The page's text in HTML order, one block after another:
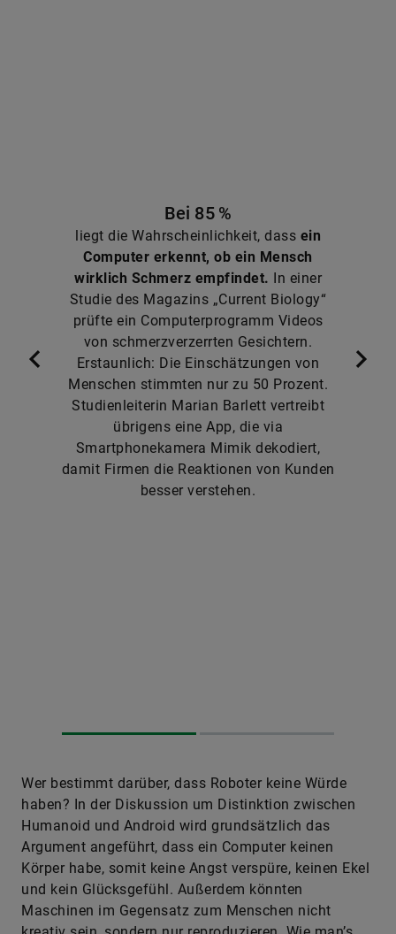
Bei 85 %
liegt die Wahrscheinlichkeit, dass ein
Computer erkennt, ob ein Mensch
wirklich Schmerz empfindet. In einer
Studie des Magazins „Current Biology“
prüfte ein Computerprogramm Videos
von schmerzverzerrten Gesichtern.
Erstaunlich: Die Einschätzungen von
Menschen stimmten nur zu 50 Prozent.
Studienleiterin Marian Barlett vertreibt
übrigens eine App, die via
Smartphonekamera Mimik dekodiert,
damit Firmen die Reaktionen von Kunden
besser verstehen.
Wer bestimmt darüber, dass Roboter keine Würde
haben? In der Diskussion um Distinktion zwischen
Humanoid und Android wird grundsätzlich das
Argument angeführt, dass ein Computer keinen
Körper habe, somit keine Angst verspüre, keinen Ekel
und kein Glücksgefühl. Außerdem könnten
Maschinen im Gegensatz zum Menschen nicht